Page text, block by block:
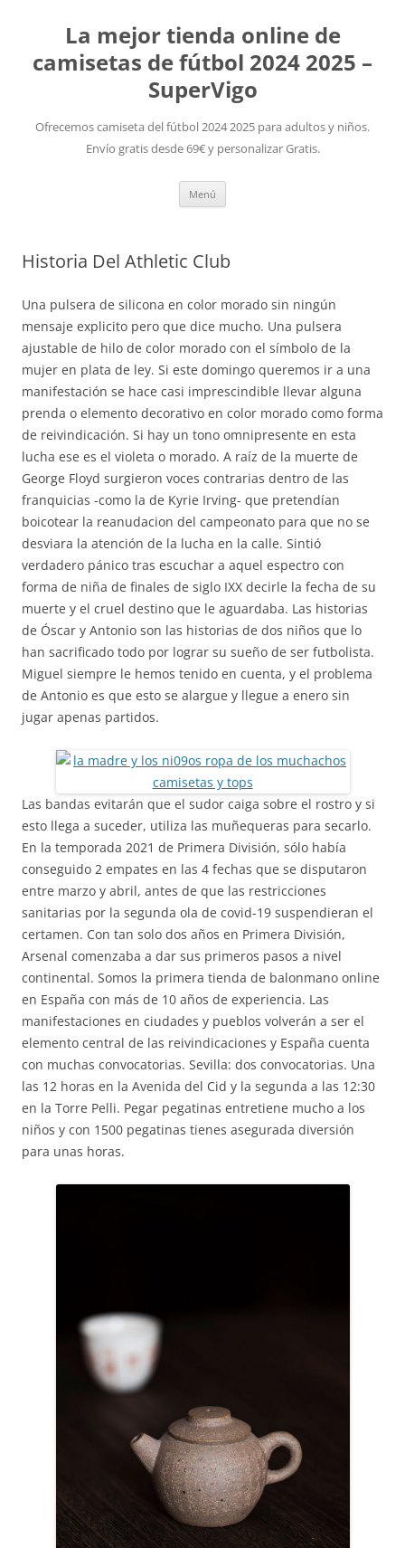
La mejor tienda online de
camisetas de fútbol 2024 2025 –
SuperVigo
Ofrecemos camiseta del fútbol 2024 2025 para adultos y niños.
Envío gratis desde 69€ y personalizar Gratis.
Menú
Historia Del Athletic Club
Una pulsera de silicona en color morado sin ningún
mensaje explicito pero que dice mucho. Una pulsera
ajustable de hilo de color morado con el símbolo de la
mujer en plata de ley. Si este domingo queremos ir a una
manifestación se hace casi imprescindible llevar alguna
prenda o elemento decorativo en color morado como forma
de reivindicación. Si hay un tono omnipresente en esta
lucha ese es el violeta o morado. A raíz de la muerte de
George Floyd surgieron voces contrarias dentro de las
franquicias -como la de Kyrie Irving- que pretendían
boicotear la reanudacion del campeonato para que no se
desviara la atención de la lucha en la calle. Sintió
verdadero pánico tras escuchar a aquel espectro con
forma de niña de finales de siglo IXX decirle la fecha de su
muerte y el cruel destino que le aguardaba. Las historias
de Óscar y Antonio son las historias de dos niños que lo
han sacrificado todo por lograr su sueño de ser futbolista.
Miguel siempre le hemos tenido en cuenta, y el problema
de Antonio es que esto se alargue y llegue a enero sin
jugar apenas partidos.
Las bandas evitarán que el sudor caiga sobre el rostro y si
esto llega a suceder, utiliza las muñequeras para secarlo.
En la temporada 2021 de Primera División, sólo había
conseguido 2 empates en las 4 fechas que se disputaron
entre marzo y abril, antes de que las restricciones
sanitarias por la segunda ola de covid-19 suspendieran el
certamen. Con tan solo dos años en Primera División,
Arsenal comenzaba a dar sus primeros pasos a nivel
continental. Somos la primera tienda de balonmano online
en España con más de 10 años de experiencia. Las
manifestaciones en ciudades y pueblos volverán a ser el
elemento central de las reivindicaciones y España cuenta
con muchas convocatorias. Sevilla: dos convocatorias. Una
las 12 horas en la Avenida del Cid y la segunda a las 12:30
en la Torre Pelli. Pegar pegatinas entretiene mucho a los
niños y con 1500 pegatinas tienes asegurada diversión
para unas horas.